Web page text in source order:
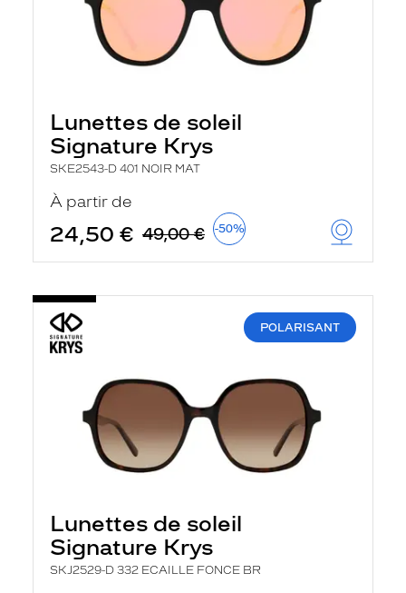
Lunettes de soleil
Signature Krys
SKE2543-D 401 NOIR MAT
À partir de
24,50 € 49,00 € -50%
POLARISANT
Lunettes de soleil
Signature Krys
SKJ2529-D 332 ECAILLE FONCE BR